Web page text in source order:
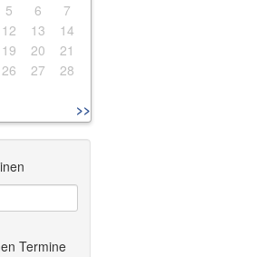
5 6
7
12 13
14
19 20
21
26 27
28
>>
Termine